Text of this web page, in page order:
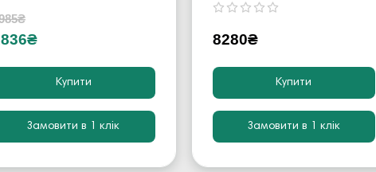
Купити
Замовити в 1 клік
8280₴
Купити
Замовити в 1 клік